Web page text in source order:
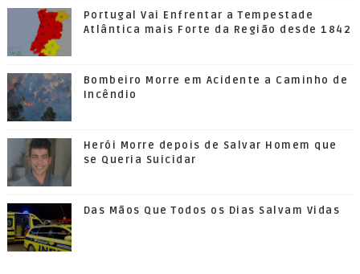
Portugal Vai Enfrentar a Tempestade
Atlântica mais Forte da Região desde 1842
Bombeiro Morre em Acidente a Caminho de
Incêndio
Herói Morre depois de Salvar Homem que
se Queria Suicidar
Das Mãos Que Todos os Dias Salvam Vidas